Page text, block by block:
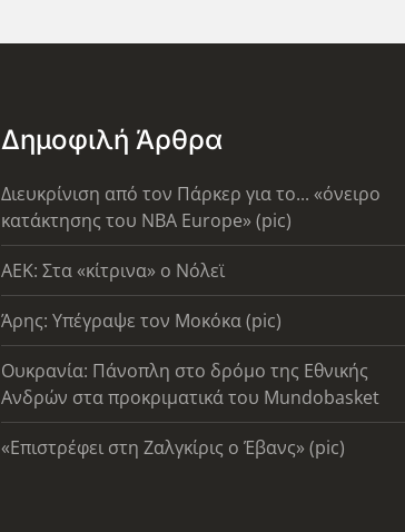
Δημοφιλή Άρθρα
Διευκρίνιση από τον Πάρκερ για το... «όνειρο
κατάκτησης του ΝΒΑ Europe» (pic)
AEK: Στα «κίτρινα» ο Νόλεϊ
Άρης: Υπέγραψε τον Μοκόκα (pic)
Ουκρανία: Πάνοπλη στο δρόμο της Εθνικής
Ανδρών στα προκριματικά του Mundobasket
«Επιστρέφει στη Ζαλγκίρις ο Έβανς» (pic)